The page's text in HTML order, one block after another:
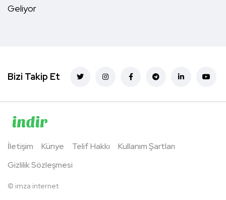
Geliyor
Bizi Takip Et
İletişim Künye Telif Hakkı
Kullanım Şartları
Gizlilik Sözleşmesi
© imza internet